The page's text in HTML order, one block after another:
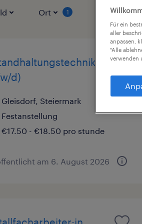
Ort 1
d)
Gleisdorf, Steiermark
Festanstellung
€17.50 - €18.50 pro stunde
am 6. August 2026
Für ein
aller
anpassen,
"Alle
verwenden